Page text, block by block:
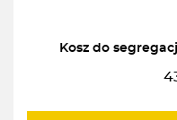
Kosz do